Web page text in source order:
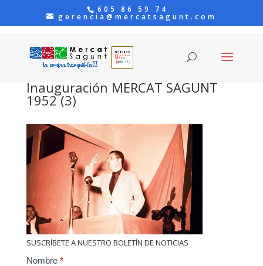
605 86 59 74
gerencia@mercatsagunt.com
Inauguración MERCAT SAGUNT
1952 (3)
SUSCRÍBETE A NUESTRO BOLETÍN DE NOTICIAS
Contact
Nombre *